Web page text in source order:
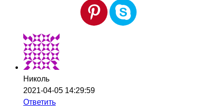
Николь
2021-04-05 14:29:59
Ответить